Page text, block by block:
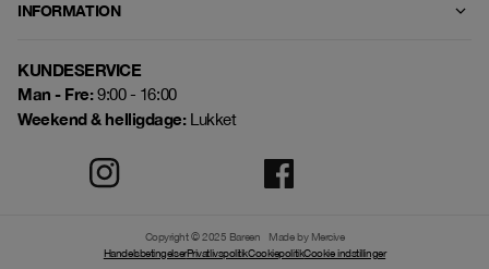
INFORMATION
KUNDESERVICE
Man - Fre:9:00 - 16:00
Weekend & helligdage:Lukket
Copyright © 2025 Bareen
Made by Mercive
HandelsbetingelserPrivatlivspolitikCookiepolitikCookie indstillinger